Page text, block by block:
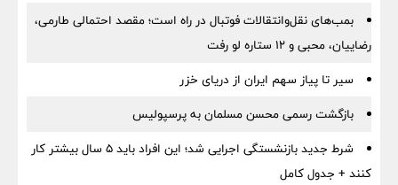
بمب‌های نقل‌وانتقالات فوتبال در راه است؛ مقصد احتمالی طارمی،
رضاییان، محبی و ۱۲ ستاره لو رفت
سیر تا پیاز سهم ایران از دریای خزر
بازگشت رسمی محسن مسلمان به پرسپولیس
شرط جدید بازنشستگی اجرایی شد؛ این افراد باید ۵ سال بیشتر کار
کنند + جدول کامل